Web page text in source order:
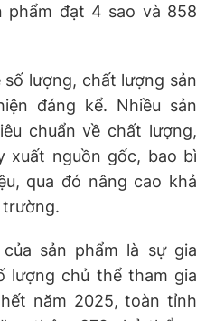
phẩm đạt 4 sao và 858
lượng, chất lượng sản
đáng kể. Nhiều sản
chuẩn về chất lượng,
xuất nguồn gốc, bao bì
qua đó nâng cao khả
sản phẩm là sự gia
lượng chủ thể tham gia
năm 2025, toàn tỉnh